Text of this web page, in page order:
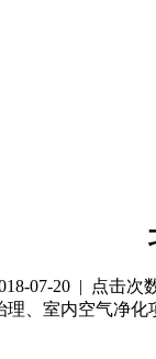
07-20 | 点击次
、室内空气净化